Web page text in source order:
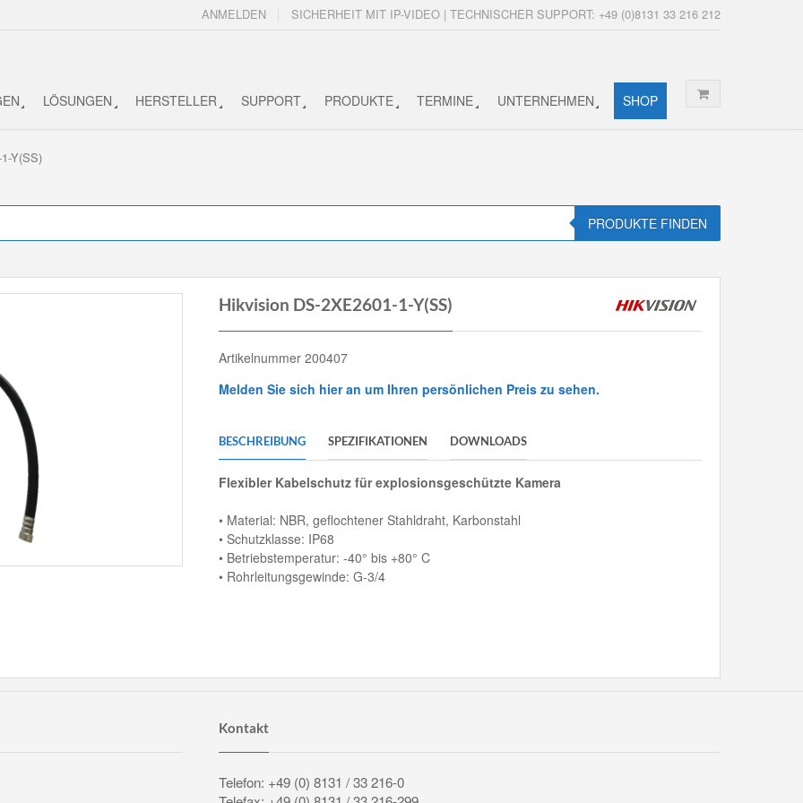
SICHERHEIT MIT IP-VIDEO | TECHNISCHER SUPPORT: +49 (0)8131 33 216 212
ANMELDEN
LÖSUNGEN HERSTELLER SUPPORT PRODUKTE TERMINE UNTERNEHMEN SHOP
Y(SS)
PRODUKTE FINDEN
Hikvision DS-2XE2601-1-Y(SS)
Artikelnummer 200407
Melden Sie sich hier an um Ihren persönlichen Preis zu sehen.
BESCHREIBUNG SPEZIFIKATIONEN DOWNLOADS
Flexibler Kabelschutz für explosionsgeschützte Kamera
• Material: NBR, geflochtener Stahldraht, Karbonstahl
• Schutzklasse: IP68
• Betriebstemperatur: -40° bis +80° C
• Rohrleitungsgewinde: G-3/4
Kontakt
Telefon: +49 (0) 8131 / 33 216-0